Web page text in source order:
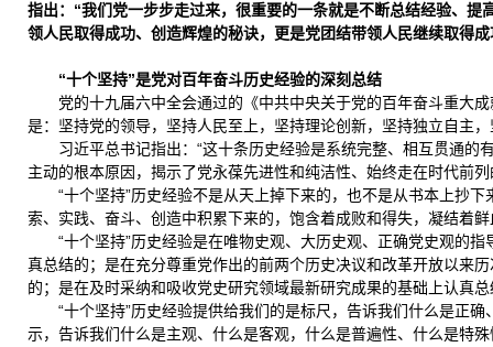
指出：“我们党一步步走过来，很重要的一条就是不断总结经验、
领人民取得成功、创造辉煌的秘诀，更是党团结带领人民继续取得
“十个坚持”是党对百年奋斗历史经验的深刻总结
党的十九届六中全会通过的《中共中央关于党的百年奋斗重大
是：坚持党的领导，坚持人民至上，坚持理论创新，坚持独立自主
习近平总书记指出：“这十条历史经验是系统完整、相互贯通
主动的根本原因，揭示了党永葆先进性和纯洁性、始终走在时代前列
“十个坚持”历史经验不是从天上掉下来的，也不是从书本上抄
索、实践、奋斗、创造中积累下来的，饱含着成败和得失，凝结着
“十个坚持”历史经验是在唯物史观、大历史观、正确党史观的
真总结的；是在充分尊重党作出的前两个历史决议和改革开放以来
的；是在及时采纳和吸收党史研究领域最新研究成果的基础上认真
“十个坚持”历史经验提供给我们的是标尺，告诉我们什么是正
示，告诉我们什么是主观、什么是客观，什么是普遍性、什么是特